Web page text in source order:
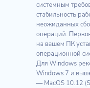
системным
стабильность
неожиданных
операций.
на вашем ПК
операционной
Для Windows
Windows 7 и
— MacOS 10.12